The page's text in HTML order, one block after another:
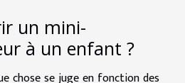
un mini-
à un enfant ?
chose se juge en fonction des